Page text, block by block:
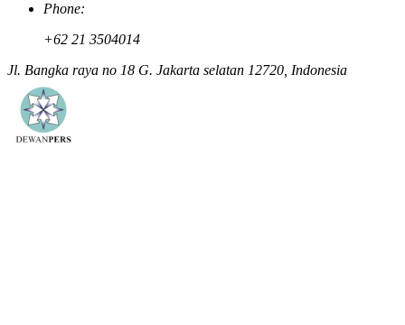
Phone:
+62 21 3504014
Jl. Bangka raya no 18 G. Jakarta selatan 12720, Indonesia